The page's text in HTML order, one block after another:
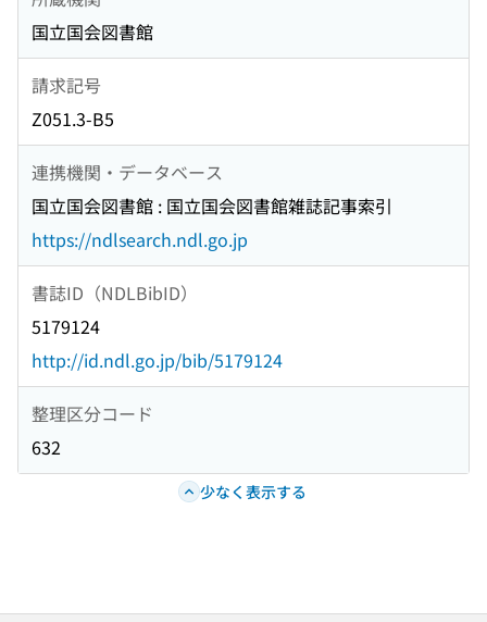
国立国会図書館
請求記号
Z051.3-B5
連携機関・データベース
国立国会図書館 : 国立国会図書館雑誌記事索引
https://ndlsearch.ndl.go.jp
書誌ID（NDLBibID）
5179124
http://id.ndl.go.jp/bib/5179124
整理区分コード
632
少なく表示する